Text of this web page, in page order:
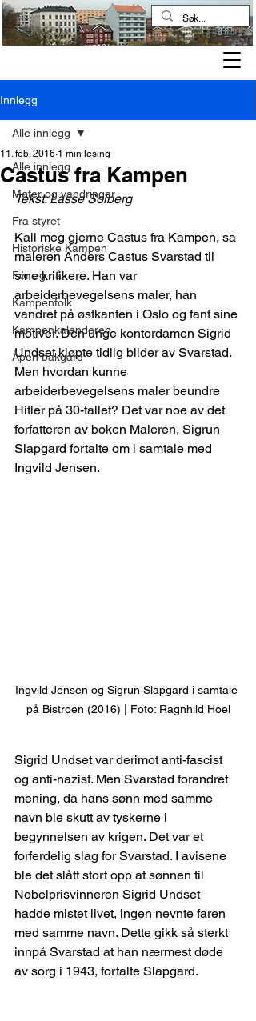
Innlegg
Alle innlegg
Møter og vandringer
Fra styret
Historiske Kampen
Før og nå
Kampenfolk
Kampenkalenderen
Åpen bakgård
Alle innlegg
Castus fra Kampen
11. feb. 2016 1 min lesing
Tekst: Lasse Solberg
Kall meg gjerne Castus fra Kampen, sa
maleren Anders Castus Svarstad til
sine kritikere. Han var
arbeiderbevegelsens maler, han
vandret på østkanten i Oslo og fant sine
motiver. Den unge kontordamen Sigrid
Undset kjøpte tidlig bilder av Svarstad.
Men hvordan kunne
arbeiderbevegelsens maler beundre
Hitler på 30-tallet? Det var noe av det
forfatteren av boken Maleren, Sigrun
Slapgard fortalte om i samtale med
Ingvild Jensen.
Ingvild Jensen og Sigrun Slapgard i samtale
på Bistroen (2016) | Foto: Ragnhild Hoel
Sigrid Undset var derimot anti-fascist
og anti-nazist. Men Svarstad forandret
mening, da hans sønn med samme
navn ble skutt av tyskerne i
begynnelsen av krigen. Det var et
forferdelig slag for Svarstad. I avisene
ble det slått stort opp at sønnen til
Nobelprisvinneren Sigrid Undset
hadde mistet livet, ingen nevnte faren
med samme navn. Dette gikk så sterkt
innpå Svarstad at han nærmest døde
av sorg i 1943, fortalte Slapgard.